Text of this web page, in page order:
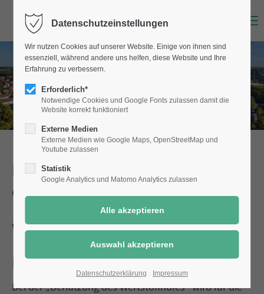
Dienstleistungen der Stadt Selm
einfach online!
Wertstoffhof
Details
Bei der „Benutzung des Wertstoffhofes“ wird für die
Datenschutzeinstellungen
Wir nutzen Cookies auf unserer Website. Einige von ihnen sind
essenziell, während andere uns helfen, diese Website und Ihre
Erfahrung zu verbessern.
Erforderlich*
Notwendige Cookies und Google Fonts zulassen damit die
Website korrekt funktioniert
Externe Medien
Externe Medien wie Google Maps, OpenStreetMap und
Youtube zulassen
Statistik
Google Analytics und Matomo Analytics zulassen
Datenschutzerklärung Impressum